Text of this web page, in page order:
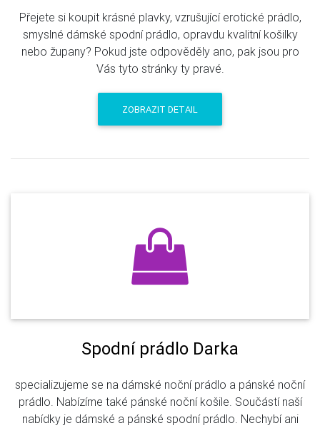
Přejete si koupit krásné plavky, vzrušující erotické prádlo,
smyslné dámské spodní prádlo, opravdu kvalitní košilky
nebo župany? Pokud jste odpověděly ano, pak jsou pro
Vás tyto stránky ty pravé.
ZOBRAZIT DETAIL
Spodní prádlo Darka
specializujeme se na dámské noční prádlo a pánské noční
prádlo. Nabízíme také pánské noční košile. Součástí naší
nabídky je dámské a pánské spodní prádlo. Nechybí ani